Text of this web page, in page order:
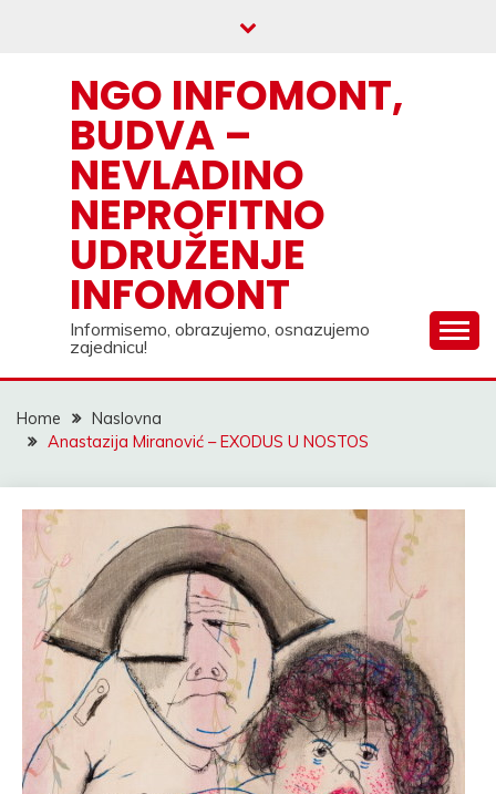
NGO INFOMONT,
BUDVA –
NEVLADINO
NEPROFITNO
UDRUŽENJE
INFOMONT
Informisemo, obrazujemo, osnazujemo
zajednicu!
Home
Naslovna
Anastazija Miranović – EXODUS U NOSTOS